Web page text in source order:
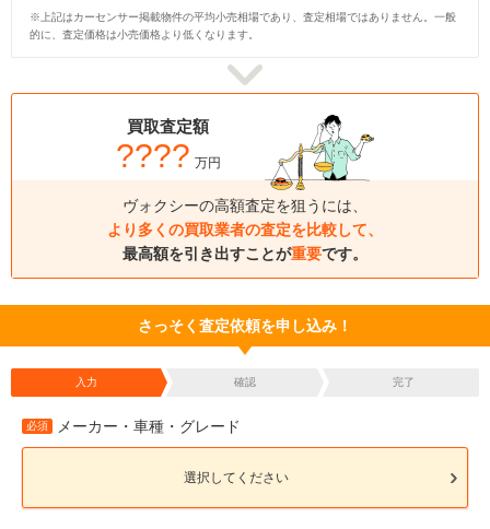
※上記はカーセンサー掲載物件の平均小売相場であり、査定相場ではありません。一般
的に、査定価格は小売価格より低くなります。
買取査定額
???? 万円
ヴォクシーの高額査定を狙うには、
より多くの買取業者の査定を比較して、
最高額を引き出すことが重要です。
さっそく査定依頼を申し込み！
入力 確認 完了
必須 メーカー・車種・グレード
選択してください